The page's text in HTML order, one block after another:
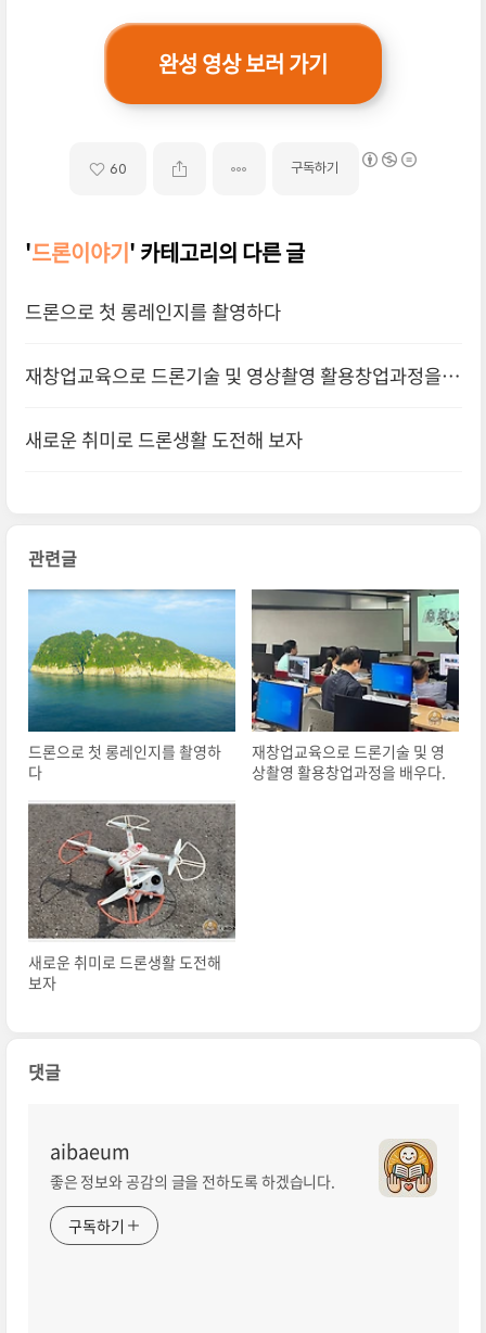
완성 영상 보러 가기
60 구독하기
'드론이야기' 카테고리의 다른 글
드론으로 첫 롱레인지를 촬영하다
재창업교육으로 드론기술 및 영상촬영 활용창업과정을
새로운 취미로 드론생활 도전해 보자
관련글
드론으로 첫 롱레인지를 촬영하
다
재창업교육으로 드론기술 및 영
상촬영 활용창업과정을 배우다.
새로운 취미로 드론생활 도전해
보자
댓글
aibaeum
좋은 정보와 공감의 글을 전하도록 하겠습니다.
구독하기